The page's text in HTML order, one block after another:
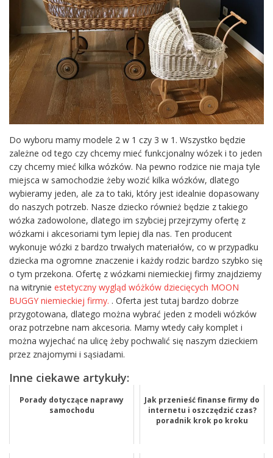
Do wyboru mamy modele 2 w 1 czy 3 w 1. Wszystko będzie
zależne od tego czy chcemy mieć funkcjonalny wózek i to jeden
czy chcemy mieć kilka wózków. Na pewno rodzice nie maja tyle
miejsca w samochodzie żeby wozić kilka wózków, dlatego
wybieramy jeden, ale za to taki, który jest idealnie dopasowany
do naszych potrzeb. Nasze dziecko również będzie z takiego
wózka zadowolone, dlatego im szybciej przejrzymy ofertę z
wózkami i akcesoriami tym lepiej dla nas. Ten producent
wykonuje wózki z bardzo trwałych materiałów, co w przypadku
dziecka ma ogromne znaczenie i każdy rodzic bardzo szybko się
o tym przekona. Ofertę z wózkami niemieckiej firmy znajdziemy
na witrynie estetyczny wygląd wóżków dziecięcych MOON
BUGGY niemieckiej firmy. . Oferta jest tutaj bardzo dobrze
przygotowana, dlatego można wybrać jeden z modeli wózków
oraz potrzebne nam akcesoria. Mamy wtedy cały komplet i
można wyjechać na ulicę żeby pochwalić się naszym dzieckiem
przez znajomymi i sąsiadami.
Inne ciekawe artykuły:
Porady dotyczące naprawy
samochodu
Jak przenieść finanse firmy do
internetu i oszczędzić czas?
poradnik krok po kroku